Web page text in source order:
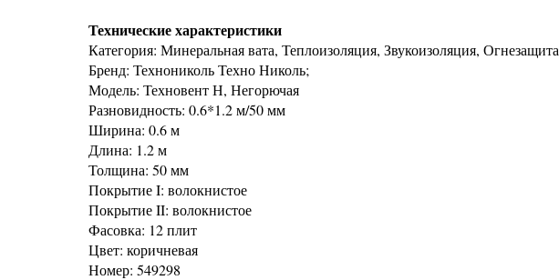
Технические характеристики
Категория: Минеральная вата, Теплоизоляция, Звукоизоляция, Огнезащита
Бренд: Технониколь Техно Николь;
Модель: Техновент Н, Негорючая
Разновидность: 0.6*1.2 м/50 мм
Ширина: 0.6 м
Длина: 1.2 м
Толщина: 50 мм
Покрытие I: волокнистое
Покрытие II: волокнистое
Фасовка: 12 плит
Цвет: коричневая
Номер: 549298